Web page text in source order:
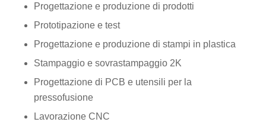
Progettazione e produzione di prodotti
Prototipazione e test
Progettazione e produzione di stampi in plastica
Stampaggio e sovrastampaggio 2K
Progettazione di PCB e utensili per la
pressofusione
Lavorazione CNC